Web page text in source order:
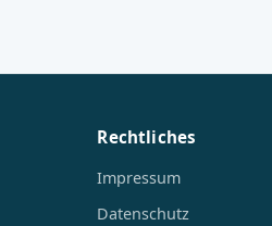
Rechtliches
Impressum
Datenschutz